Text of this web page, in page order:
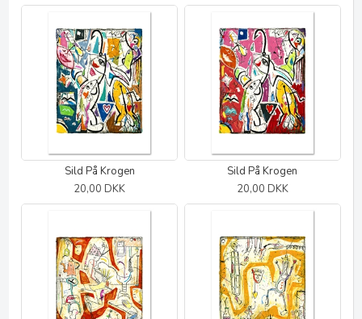
Sild På Krogen
20,00 DKK
Sild På Krogen
20,00 DKK